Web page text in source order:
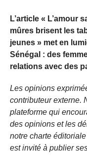
L’article « L’amour
mûres brisent les
jeunes » met en
Sénégal : des
relations avec des
Les opinions
contributeur externe.
plateforme qui
des opinions et les
notre charte
est invité à publier